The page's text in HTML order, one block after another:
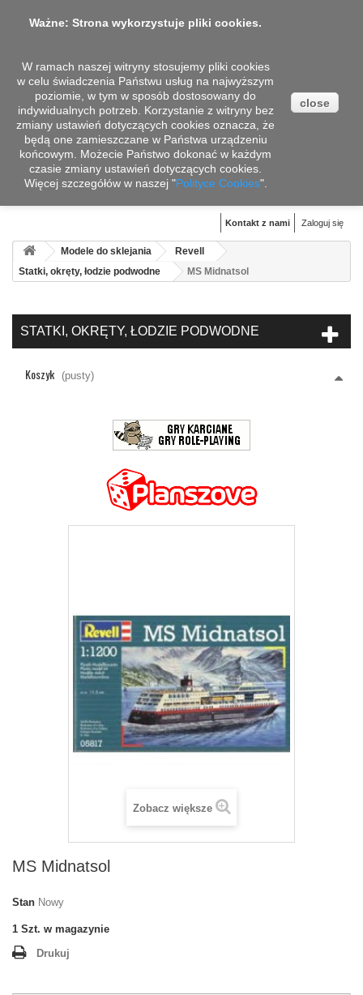
Koszyk (pusty)
Zaloguj się
Kontakt z nami
Modele do sklejania
Revell
Statki, okręty, łodzie podwodne
MS Midnatsol
STATKI, OKRĘTY, ŁODZIE PODWODNE
Koszyk (pusty)
Zobacz większe
MS Midnatsol
Stan Nowy
1 Szt. w magazynie
Drukuj
Ważne: Strona wykorzystuje pliki cookies.
W ramach naszej witryny stosujemy pliki cookies
w celu świadczenia Państwu usług na najwyższym
poziomie, w tym w sposób dostosowany do
indywidualnych potrzeb. Korzystanie z witryny bez
zmiany ustawień dotyczących cookies oznacza, że
będą one zamieszczane w Państwa urządzeniu
końcowym. Możecie Państwo dokonać w każdym
czasie zmiany ustawień dotyczących cookies.
Więcej szczegółów w naszej "Polityce Cookies".
close